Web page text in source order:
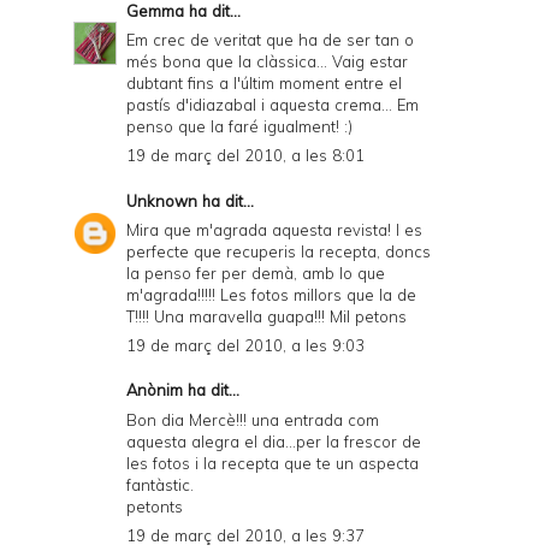
Gemma ha dit...
Em crec de veritat que ha de ser tan o
més bona que la clàssica... Vaig estar
dubtant fins a l'últim moment entre el
pastís d'idiazabal i aquesta crema... Em
penso que la faré igualment! :)
19 de març del 2010, a les 8:01
Unknown ha dit...
Mira que m'agrada aquesta revista! I es
perfecte que recuperis la recepta, doncs
la penso fer per demà, amb lo que
m'agrada!!!!! Les fotos millors que la de
T!!!! Una maravella guapa!!! Mil petons
19 de març del 2010, a les 9:03
Anònim ha dit...
Bon dia Mercè!!! una entrada com
aquesta alegra el dia...per la frescor de
les fotos i la recepta que te un aspecta
fantàstic.
petonts
19 de març del 2010, a les 9:37